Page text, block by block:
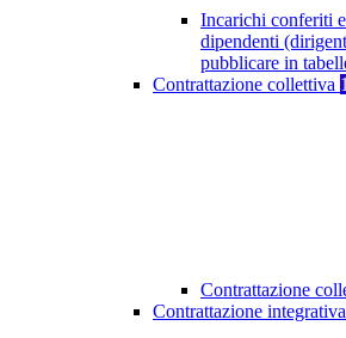
Incarichi conferiti
dipendenti
pubblicare in
Contrattazione collettiva 1
Contrattazione
Contrattazione integrativa